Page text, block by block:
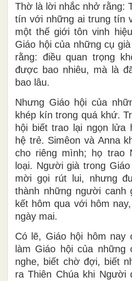
Thờ là lời nhắc nhở rằng:
tín với những ai trung tín
một thế giới tôn vinh
Giáo hội của những cụ
rằng: điều quan trọng
được bao nhiêu, mà là
bao lâu.
Nhưng Giáo hội của
khép kín trong quá khứ.
hội biếttrao lại ngọn lửa
hệ trẻ. Simêon và Anna
cho riêng mình; họ trao
loại. Người già trong
mời gọi rút lui, nhưng
thành những người canh
kết hôm qua với hôm
ngày mai.
Có lẽ, Giáo hội hôm nay
làm Giáo hội của những
nghe, biết chờ đợi, biết
ra Thiên Chúa khi Người